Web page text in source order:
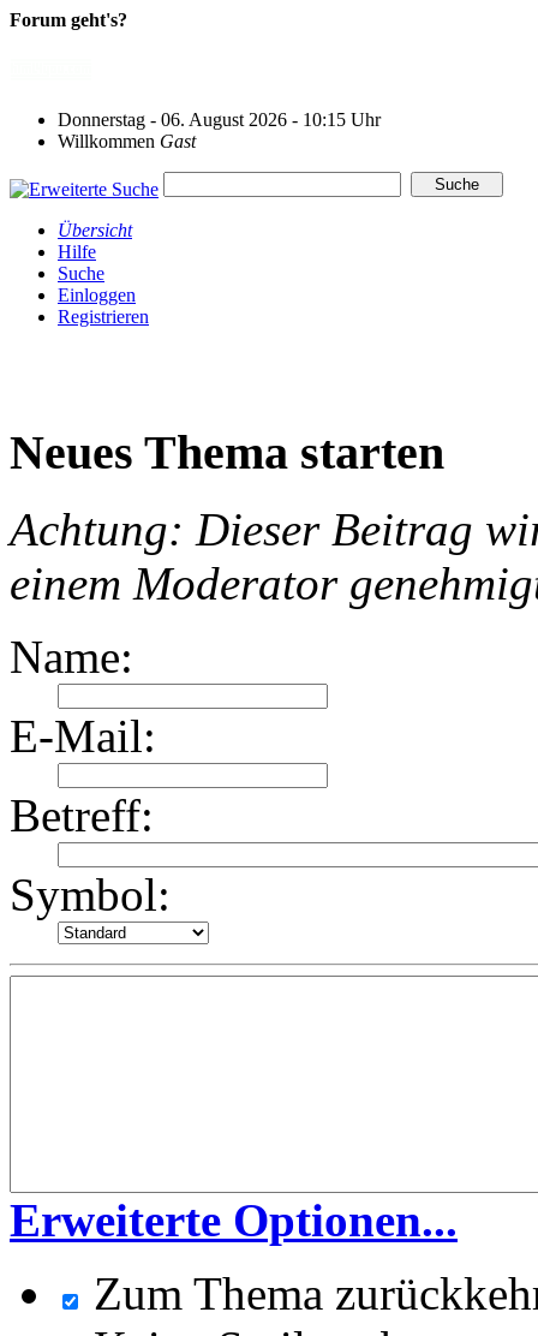
Forum geht's?
Donnerstag - 06. August 2026 - 10:15 Uhr
Willkommen Gast
Übersicht
Hilfe
Suche
Einloggen
Registrieren
Neues Thema starten
Achtung: Dieser Beitrag
einem Moderator
Name:
E-Mail:
Betreff:
Symbol:
Erweiterte Optionen...
Zum Thema